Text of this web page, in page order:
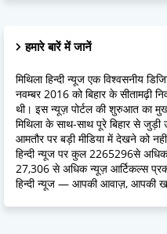
हमारे बारें में जानें
मिथिला हिन्दी न्यूज एक विश्वसनीय
नवम्बर 2016 को बिहार के सीतामढ़ी
थी। इस न्यूज़ पोर्टल की शुरुआत का
मिथिला के साथ-साथ पूरे बिहार से
आमतौर पर बड़ी मीडिया में देखने को
हिन्दी न्यूज पर कुल 2265296से
27,306 से अधिक न्यूज़ आर्टिकल्स
हिन्दी न्यूज — आपकी आवाज़, आपकी